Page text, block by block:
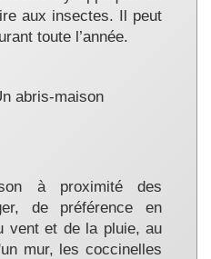
aux insectes. Il peut
toute l’année.
abris-maison
à proximité des
de préférence en
vent et de la pluie, au
mur, les coccinelles